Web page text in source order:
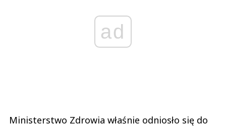
ad
Ministerstwo Zdrowia właśnie odniosło się do